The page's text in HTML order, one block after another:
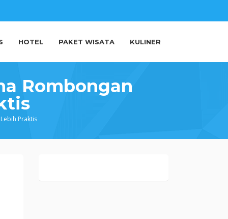
HOTEL PAKET WISATA KULINER
Rombongan
Praktis